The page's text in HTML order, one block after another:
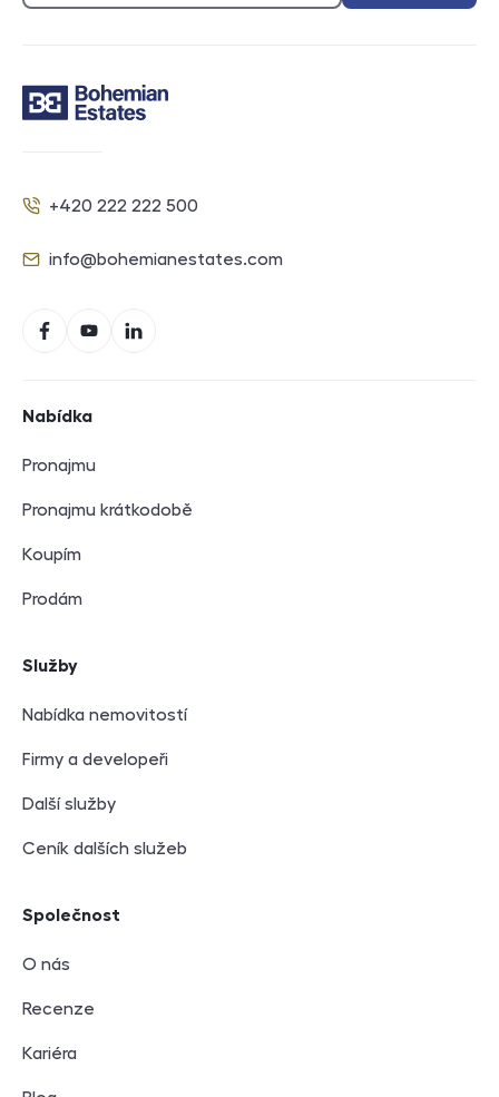
Telefon
+420 222 222 500
E-mail
info@bohemianestates.com
FacebookYouTubeLinkedIn
Nabídka
Pronajmu
Pronajmu krátkodobě
Koupím
Prodám
Služby
Nabídka nemovitostí
Firmy a developeři
Další služby
Ceník dalších služeb
Společnost
O nás
Recenze
Kariéra